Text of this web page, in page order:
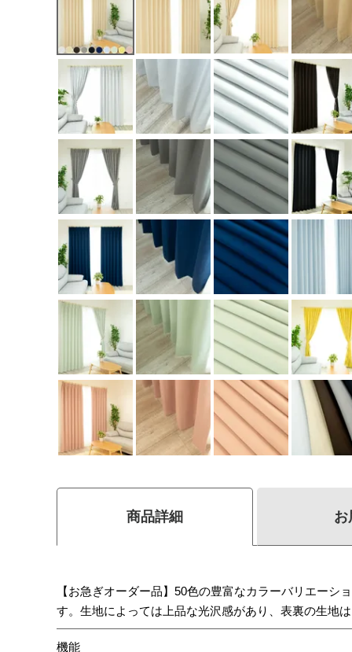
商品詳細
【お急ぎオーダー品】50色の豊富なカラーバリエー
す。生地によっては上品な光沢感があり、表裏の生地
機能
お